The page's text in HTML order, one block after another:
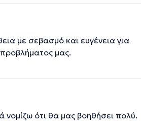
με σεβασμό και ευγένεια για
μας.
νομίζω ότι θα μας βοηθήσει πολύ.